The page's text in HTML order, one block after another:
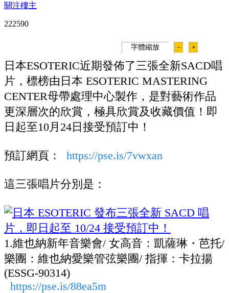
關注樓主
222590
字體縮放 － ＋
日本ESOTERIC近期發佈了三張全新SACD唱
片，標榜由日本 ESOTERIC MASTERING
CENTER母帶處理中心製作，是對藝術作品
更深層次的欣賞，極具欣賞及收藏價值！即
日起至10月24日接受預訂中！
預訂網頁： https://pse.is/7vwxan
這三張唱片分別是：
1.維也納新年音樂會/ 女高音：凱薩琳・芭托/
樂團：維也納愛樂管弦樂團/ 指揮：卡拉揚
(ESSG-90314)
https://pse.is/88ea5m